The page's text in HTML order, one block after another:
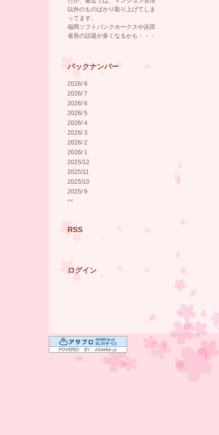
以外のものばかり取り上げてしま
ってます。
福岡ソフトバンクホークスや浜田
省吾の話題が多くなるかも・・・
バックナンバー
2026/ 8
2026/ 7
2026/ 6
2026/ 5
2026/ 4
2026/ 3
2026/ 2
2026/ 1
2025/12
2025/11
2025/10
2025/ 9
<<
RSS
ログイン